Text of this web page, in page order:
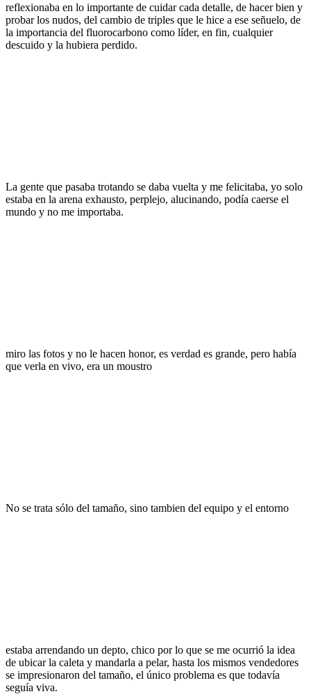
reflexionaba en lo importante de cuidar cada detalle, de hacer bien y
probar los nudos, del cambio de triples que le hice a ese señuelo, de
la importancia del fluorocarbono como líder, en fin, cualquier
descuido y la hubiera perdido.
La gente que pasaba trotando se daba vuelta y me felicitaba, yo solo
estaba en la arena exhausto, perplejo, alucinando, podía caerse el
mundo y no me importaba.
miro las fotos y no le hacen honor, es verdad es grande, pero había
que verla en vivo, era un moustro
No se trata sólo del tamaño, sino tambien del equipo y el entorno
estaba arrendando un depto, chico por lo que se me ocurrió la idea
de ubicar la caleta y mandarla a pelar, hasta los mismos vendedores
se impresionaron del tamaño, el único problema es que todavía
seguía viva.